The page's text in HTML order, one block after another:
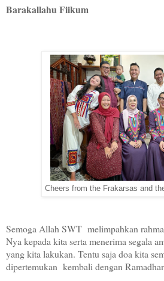
Barakallahu Fiikum
Cheers from the Frakarsas and
Semoga Allah SWT melimpahkan
Nya kepada kita serta menerima segala
yang kita lakukan. Tentu saja doa kita
dipertemukan kembali dengan